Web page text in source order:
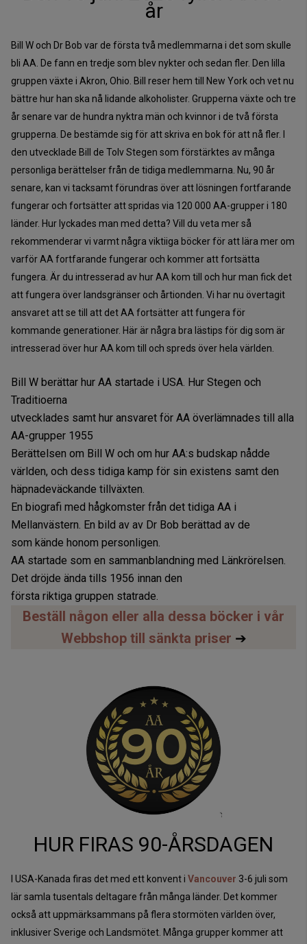
år
Bill W och Dr Bob var de första två medlemmarna i det som skulle
bli AA. De fann en tredje som blev nykter och sedan fler. Den lilla
gruppen växte i Akron, Ohio. Bill reser hem till New York och vet nu
bättre hur han ska nå lidande alkoholister. Grupperna växte och tre
år senare var de hundra nyktra män och kvinnor i de två första
grupperna. De bestämde sig för att skriva en bok för att nå fler. I
den utvecklade Bill de Tolv Stegen som förstärktes av många
personliga berättelser från de tidiga medlemmarna. Nu, 90 år
senare, kan vi tacksamt förundras över att lösningen fortfarande
fungerar och fortsätter att spridas via 120 000 AA-grupper i 180
länder. Hur lyckades man med detta? Vill du veta mer så
rekommenderar vi varmt några viktiiga böcker för att lära mer om
varför AA fortfarande fungerar och kommer att fortsätta
fungera. Är du intresserad av hur AA kom till och hur man fick det
att fungera över landsgränser och årtionden. Vi har nu övertagit
ansvaret att se till att det AA fortsätter att fungera för
kommande generationer. Här är några bra lästips för dig som är
intresserad över hur AA kom till och spreds över hela världen.
Bill W berättar hur AA startade i USA. Hur Stegen och
Traditioerna
utvecklades samt hur ansvaret för AA överlämnades till alla
AA-grupper 1955
Berättelsen om Bill W och om hur AA:s budskap nådde
världen, och dess tidiga kamp för sin existens samt den
häpnadeväckande tillväxten.
En biografi med hågkomster från det tidiga AA i
Mellanvästern. En bild av av Dr Bob berättad av de
som kände honom personligen.
AA startade som en sammanblandning med Länkrörelsen.
Det dröjde ända tills 1956 innan den
första riktiga gruppen statrade.
Beställ någon eller alla dessa böcker i vår
Webbshop till sänkta priser ➔
HUR FIRAS 90-ÅRSDAGEN
I USA-Kanada firas det med ett konvent i Vancouver 3-6 juli som
lär samla tusentals deltagare från många länder. Det kommer
också att uppmärksammans på flera stormöten världen över,
inklusiver Sverige och Landsmötet. Många grupper kommer att